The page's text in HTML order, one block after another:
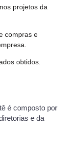
projetos da
compras e
obtidos.
é composto por
e da